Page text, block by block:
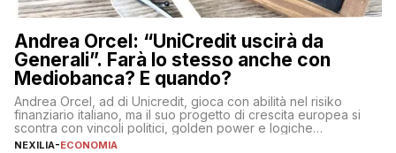
Andrea Orcel: “UniCredit uscirà da
Generali”. Farà lo stesso anche con
Mediobanca? E quando?
Andrea Orcel, ad di Unicredit, gioca con abilità nel risiko
finanziario italiano, ma il suo progetto di crescita europea si
scontra con vincoli politici, golden power e logiche
protezionistiche. Orcel e la mossa su Generali Andrea Orcel,
NEXILIA-ECONOMIA